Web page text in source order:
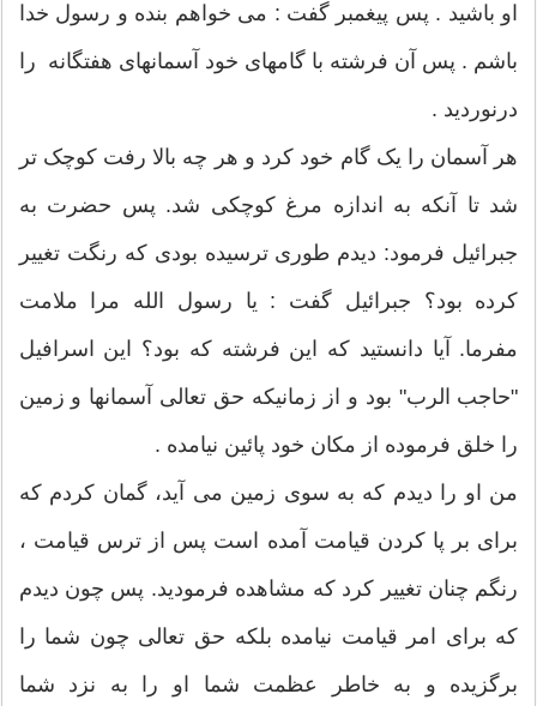
او باشید . پس پیغمبر گفت : مى خواهم بنده و رسول خدا
باشم . پس آن فرشته با گامهای خود آسمانهای هفتگانه را
درنوردید .
هر آسمان را یک گام خود کرد و هر چه بالا رفت کوچک تر
شد تا آنکه به اندازه مرغ کوچکى شد. پس حضرت به
جبرائیل فرمود: دیدم طورى ترسیده بودى که رنگت تغییر
کرده بود؟ جبرائیل گفت : یا رسول الله مرا ملامت
مفرما. آیا دانستید که این فرشته که بود؟ این اسرافیل
"حاجب الرب" بود و از زمانیکه حق تعالى آسمانها و زمین
را خلق فرموده از مکان خود پائین نیامده .
من او را دیدم که به سوى زمین مى آید، گمان کردم که
براى بر پا کردن قیامت آمده است پس از ترس قیامت ،
رنگم چنان تغییر کرد که مشاهده فرمودید. پس چون دیدم
که براى امر قیامت نیامده بلکه حق تعالى چون شما را
برگزیده و به خاطر عظمت شما او را به نزد شما